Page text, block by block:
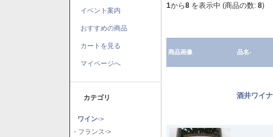
イベント案内
おすすめの商品
カートを見る
マイページへ
カテゴリ
ワイン->
- フランス->
1から8 を表示中 (商品の数: 8)
商品画像 品名-
酒井ワイ